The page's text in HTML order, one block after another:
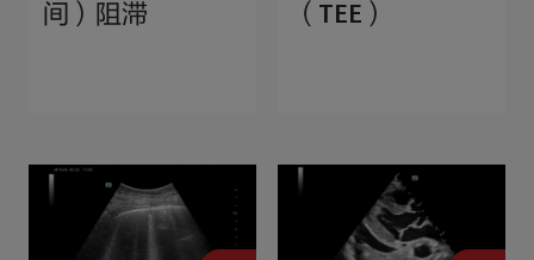
间）阻滞
（TEE）